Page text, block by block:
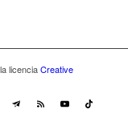
licenciaCreative